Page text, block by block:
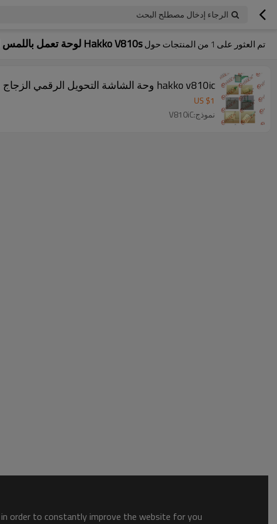
الرجاء إدخال مصطلح البحث
تم العثور على 1 من المنتجات حولHakko V810s لوحة تعمل باللمس التحويل الرقمي غشاء الزجاج
hakko v810ic وحة الشاشة التحويل الرقمي الزجاج الغشاء
US $1
نموذج:V810iC
order to constantly improve the website for you.